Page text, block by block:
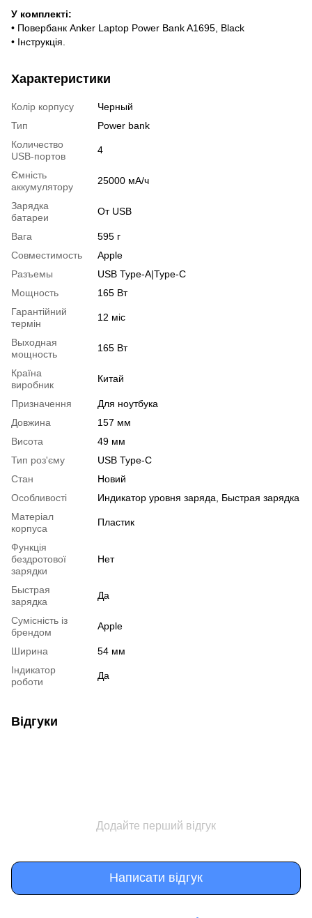
У комплекті:
• Повербанк Anker Laptop Power Bank A1695, Black
• Інструкція.
Характеристики
Колір корпусу
Черный
Тип
Power bank
Количество
USB-портов
4
Ємність
аккумулятору
25000 мА/ч
Зарядка
батареи
От USB
Вага
595 г
Совместимость
Apple
Разъемы
USB Type-A|Type-C
Мощность
165 Вт
Гарантійний
термін
12 міс
Выходная
мощность
165 Вт
Країна
виробник
Китай
Призначення
Для ноутбука
Довжина
157 мм
Висота
49 мм
Тип роз'єму
USB Type-C
Стан
Новий
Особливості
Индикатор уровня заряда, Быстрая зарядка
Матеріал
корпуса
Пластик
Функція
бездротової
зарядки
Нет
Быстрая
зарядка
Да
Сумісність із
брендом
Apple
Ширина
54 мм
Індикатор
роботи
Да
Відгуки
Додайте перший відгук
Написати відгук